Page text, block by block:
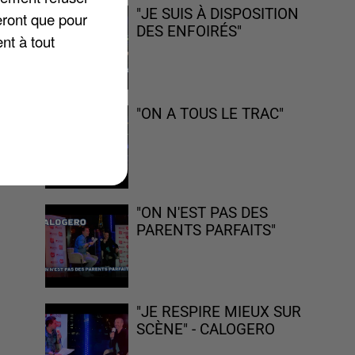
"JE SUIS À DISPOSITION
DES ENFOIRÉS"
"ON A TOUS LE TRAC"
"ON N'EST PAS DES
PARENTS PARFAITS"
"JE RESPIRE MIEUX SUR
SCÈNE" - CALOGERO
que pour
à tout